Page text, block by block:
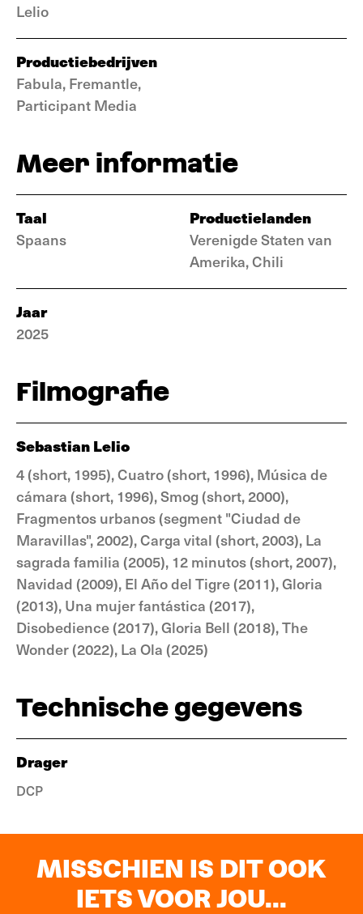
Lelio
Productiebedrijven
Fabula, Fremantle,
Participant Media
Meer informatie
Taal
Spaans
Productielanden
Verenigde Staten van
Amerika, Chili
Jaar
2025
Filmografie
Sebastian Lelio
4 (short, 1995), Cuatro (short, 1996), Música de
cámara (short, 1996), Smog (short, 2000),
Fragmentos urbanos (segment "Ciudad de
Maravillas", 2002), Carga vital (short, 2003), La
sagrada familia (2005), 12 minutos (short, 2007),
Navidad (2009), El Año del Tigre (2011), Gloria
(2013), Una mujer fantástica (2017),
Disobedience (2017), Gloria Bell (2018), The
Wonder (2022), La Ola (2025)
Technische gegevens
Drager
DCP
MISSCHIEN IS DIT OOK
IETS VOOR JOU...